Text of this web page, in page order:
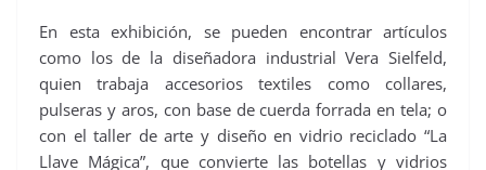
En esta exhibición, se pueden encontrar artículos
como los de la diseñadora industrial Vera Sielfeld,
quien trabaja accesorios textiles como collares,
pulseras y aros, con base de cuerda forrada en tela; o
con el taller de arte y diseño en vidrio reciclado “La
Llave Mágica”, que convierte las botellas y vidrios